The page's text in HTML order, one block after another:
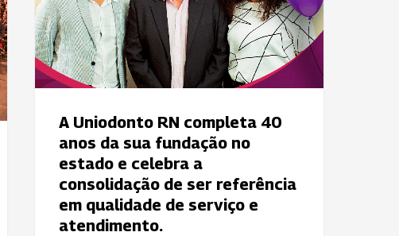
40
anos
da
sua
estado
celebra
consolidação de
A Uniodonto RN completa 40
anos da sua fundação no
estado e celebra a
consolidação de ser referência
em qualidade de serviço e
atendimento.